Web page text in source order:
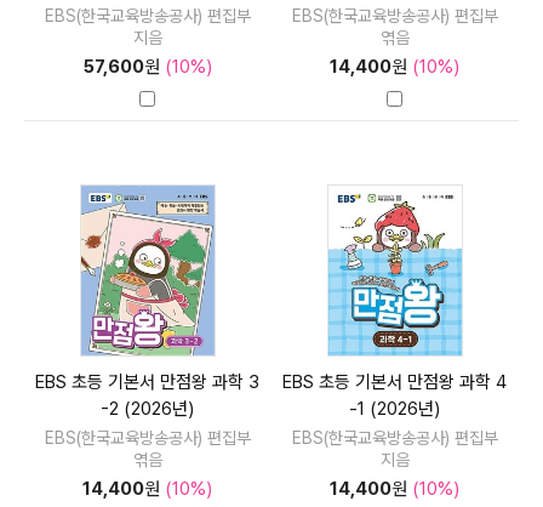
EBS(한국교육방송공사) 편집부
지음
57,600원 (10%)
EBS(한국교육방송공사) 편집부
엮음
14,400원 (10%)
EBS 초등 기본서 만점왕 과학 3
-2 (2026년)
EBS(한국교육방송공사) 편집부
엮음
14,400원 (10%)
EBS 초등 기본서 만점왕 과학 4
-1 (2026년)
EBS(한국교육방송공사) 편집부
지음
14,400원 (10%)